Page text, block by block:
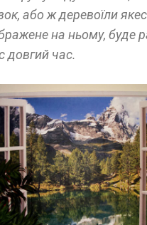
або ж деревоїли
на ньому, буде
довгий час.